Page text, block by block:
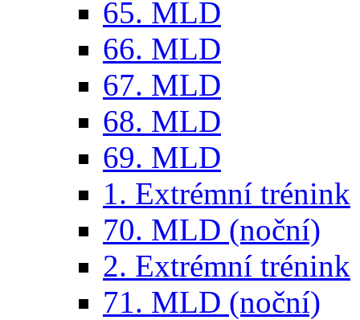
65. MLD
66. MLD
67. MLD
68. MLD
69. MLD
1. Extrémní trénink
70. MLD (noční)
2. Extrémní trénink
71. MLD (noční)